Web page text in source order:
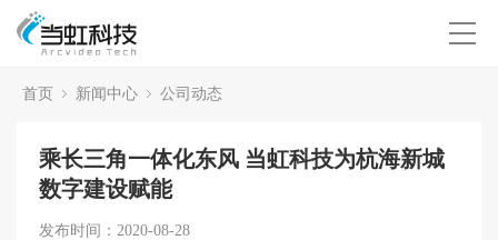
首页 新闻中心 公司动态
乘长三角一体化东风 当虹科技为杭海新城
数字建设赋能
发布时间：2020-08-28